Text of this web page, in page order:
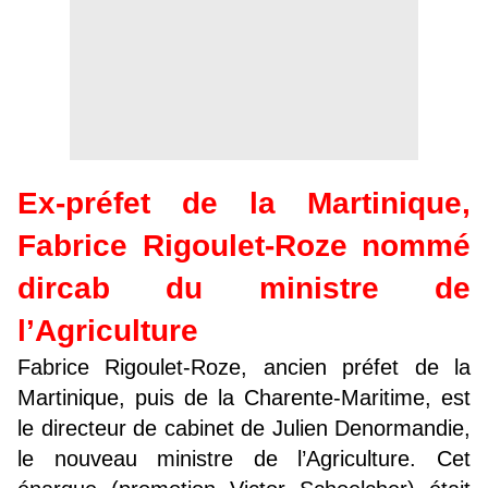
Ex-préfet de la Martinique,
Fabrice Rigoulet-Roze nommé
dircab du ministre de
l’Agriculture
Fabrice Rigoulet-Roze, ancien préfet de la
Martinique, puis de la Charente-Maritime, est
le directeur de cabinet de Julien Denormandie,
le nouveau ministre de l’Agriculture. Cet